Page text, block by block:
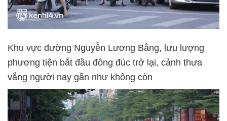
Khu vực đường Nguyễn Lương Bằng, lưu lượng
phương tiện bắt đầu đông đúc trở lại, cảnh thưa
vắng người nay gần như không còn